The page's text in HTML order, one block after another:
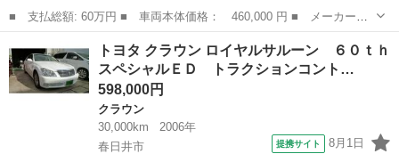
■ 支払総額: 60万円 ■ 車両本体価格： 460,000 円 ■ メーカー
名： トヨタ ■ 車種名： クラウン ■ グレード名： ロイヤルサ
ルーン 純正ナビ バックモニター ドラレコ ＥＴＣ ■ 排気
量： 2500cc...
クラウン
トヨタ クラウン ロイヤルサルーン ６０ｔｈ
スペシャルＥＤ トラクションコント…
598,000円
クラウン
30,000km
2006年
春日井市
提携サイト 8月1日